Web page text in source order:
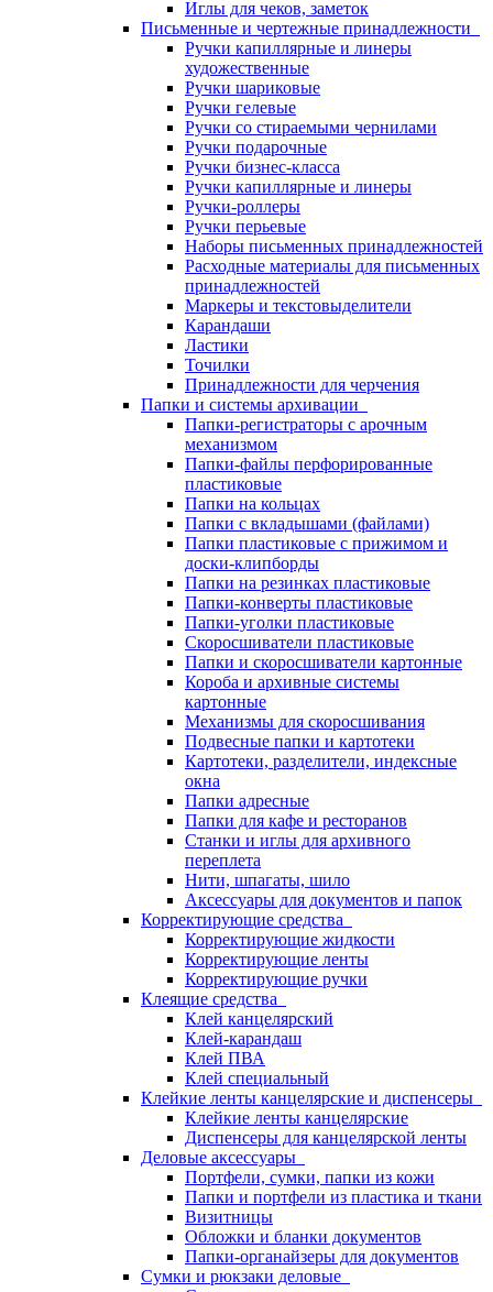
Иглы для чеков, заметок
Письменные и чертежные принадлежности
Ручки капиллярные и линеры
художественные
Ручки шариковые
Ручки гелевые
Ручки со стираемыми чернилами
Ручки подарочные
Ручки бизнес-класса
Ручки капиллярные и линеры
Ручки-роллеры
Ручки перьевые
Наборы письменных принадлежностей
Расходные материалы для письменных
принадлежностей
Маркеры и текстовыделители
Карандаши
Ластики
Точилки
Принадлежности для черчения
Папки и системы архивации
Папки-регистраторы с арочным
механизмом
Папки-файлы перфорированные
пластиковые
Папки на кольцах
Папки с вкладышами (файлами)
Папки пластиковые с прижимом и
доски-клипборды
Папки на резинках пластиковые
Папки-конверты пластиковые
Папки-уголки пластиковые
Скоросшиватели пластиковые
Папки и скоросшиватели картонные
Короба и архивные системы
картонные
Механизмы для скоросшивания
Подвесные папки и картотеки
Картотеки, разделители, индексные
окна
Папки адресные
Папки для кафе и ресторанов
Станки и иглы для архивного
переплета
Нити, шпагаты, шило
Аксессуары для документов и папок
Корректирующие средства
Корректирующие жидкости
Корректирующие ленты
Корректирующие ручки
Клеящие средства
Клей канцелярский
Клей-карандаш
Клей ПВА
Клей специальный
Клейкие ленты канцелярские и диспенсеры
Клейкие ленты канцелярские
Диспенсеры для канцелярской ленты
Деловые аксессуары
Портфели, сумки, папки из кожи
Папки и портфели из пластика и ткани
Визитницы
Обложки и бланки документов
Папки-органайзеры для документов
Сумки и рюкзаки деловые